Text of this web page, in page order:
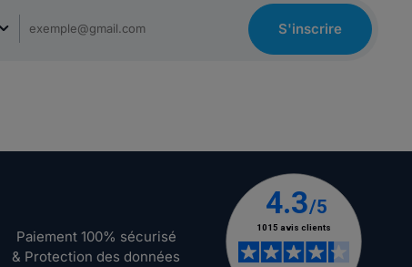
S'inscrire
Paiement 100% sécurisé
& Protection des données